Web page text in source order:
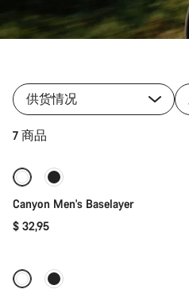
供货情况
7 商品
全新
Canyon Men's Baselayer
$ 32,95